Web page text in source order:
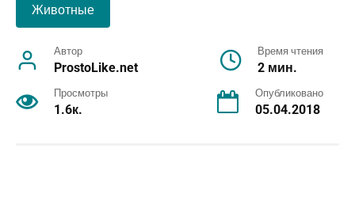
Животные
Автор
ProstoLike.net
Время чтения
2 мин.
Просмотры
1.6к.
Опубликовано
05.04.2018